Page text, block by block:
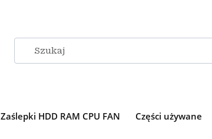
Zaślepki HDD RAM CPU FAN Części używane